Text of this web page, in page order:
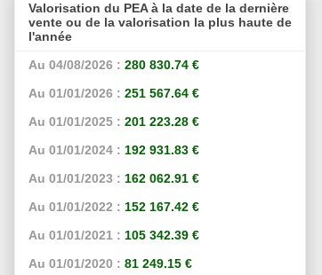
Valorisation du PEA à la date de la dernière
vente ou de la valorisation la plus haute de
l'année
Au 04/08/2026 : 280 830.74 €
Au 01/01/2026 : 251 567.64 €
Au 01/01/2025 : 201 223.28 €
Au 01/01/2024 : 192 931.83 €
Au 01/01/2023 : 162 062.91 €
Au 01/01/2022 : 152 167.42 €
Au 01/01/2021 : 105 342.39 €
Au 01/01/2020 : 81 249.15 €